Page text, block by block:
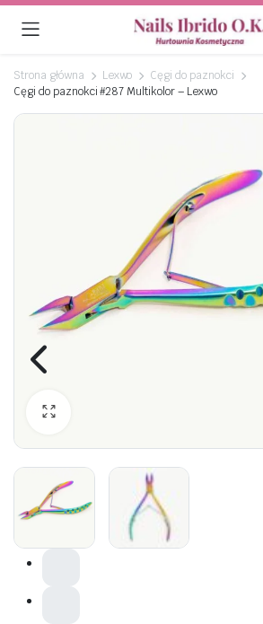
Strona główna Lexwo
Cęgi do paznokci
Cęgi do paznokci #287 Multikolor – Lexwo